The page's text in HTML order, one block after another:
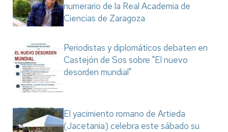
numerario de la Real Academia de
Ciencias de Zaragoza
Periodistas y diplomáticos debaten en
Castejón de Sos sobre "El nuevo
desorden mundial"
El yacimiento romano de Artieda
(Jacetania) celebra este sábado su